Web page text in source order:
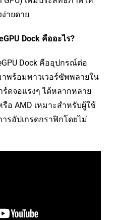
ายดาย
Dock คืออะไร?
Dock คืออุปกรณ์ต่อ
พร้อมพาวเวอร์ซัพพลายใน
ร์ดจอแรงๆ ได้หลากหลาย
รือ AMD เหมาะสำหรับผู้ใช้
อัปเกรดกราฟิกโดยไม่